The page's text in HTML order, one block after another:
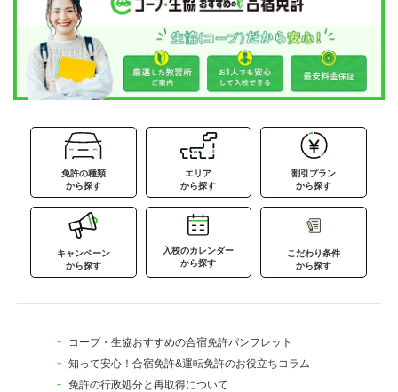
免許の種類
から探す
エリア
から探す
割引プラン
から探す
キャンペーン
から探す
入校のカレンダー
から探す
こだわり条件
から探す
コープ・生協おすすめの合宿免許パンフレット
知って安心！合宿免許&運転免許のお役立ちコラム
免許の行政処分と再取得について